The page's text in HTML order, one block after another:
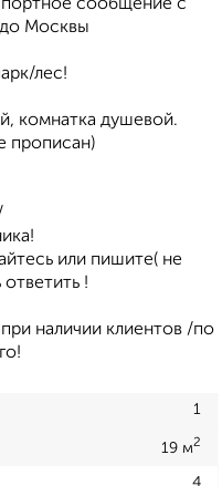
сообщение с
до Москвы
лес!
комнатка душевой.
прописан)
или пишите( не
!
наличии клиентов /по
1
19 м2
4